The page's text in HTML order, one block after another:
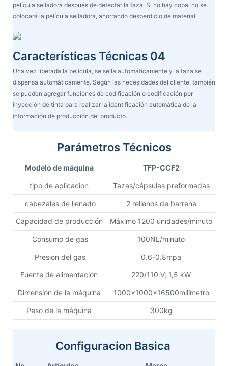
película selladora después de detectar la taza. Si no hay copa, no se
colocará la película selladora, ahorrando desperdicio de material.
Características Técnicas 04
Una vez liberada la película, se sella automáticamente y la taza se
dispensa automáticamente. Según las necesidades del cliente, también
se pueden agregar funciones de codificación o codificación por
inyección de tinta para realizar la identificación automática de la
información de producción del producto.
Parámetros Técnicos
Modelo de máquina TFP-CCF2
tipo de aplicacion Tazas/cápsulas preformadas
cabezales de llenado 2 rellenos de barrena
Capacidad de producción Máximo 1200 unidades/minuto
Consumo de gas 100NL/minuto
Presion del gas 0.6-0.8mpa
Fuente de alimentación 220/110 V; 1,5 kW
Dimensión de la máquina 1000x1000x16500milímetro
Peso de la máquina 300kg
Configuracion Basica